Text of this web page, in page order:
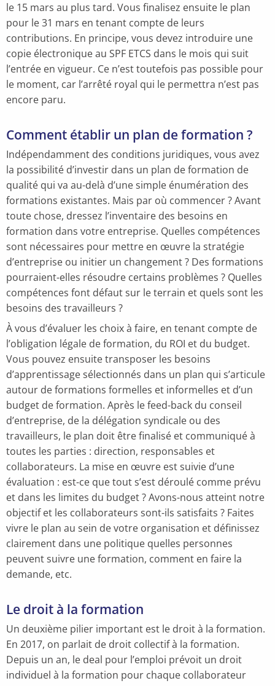
le 15 mars au plus tard. Vous finalisez ensuite le plan
pour le 31 mars en tenant compte de leurs
contributions. En principe, vous devez introduire une
copie électronique au SPF ETCS dans le mois qui suit
l’entrée en vigueur. Ce n’est toutefois pas possible pour
le moment, car l’arrêté royal qui le permettra n’est pas
encore paru.
Comment établir un plan de formation ?
Indépendamment des conditions juridiques, vous avez
la possibilité d’investir dans un plan de formation de
qualité qui va au-delà d’une simple énumération des
formations existantes. Mais par où commencer ? Avant
toute chose, dressez l’inventaire des besoins en
formation dans votre entreprise. Quelles compétences
sont nécessaires pour mettre en œuvre la stratégie
d’entreprise ou initier un changement ? Des formations
pourraient-elles résoudre certains problèmes ? Quelles
compétences font défaut sur le terrain et quels sont les
besoins des travailleurs ?
À vous d’évaluer les choix à faire, en tenant compte de
l’obligation légale de formation, du ROI et du budget.
Vous pouvez ensuite transposer les besoins
d’apprentissage sélectionnés dans un plan qui s’articule
autour de formations formelles et informelles et d’un
budget de formation. Après le feed-back du conseil
d’entreprise, de la délégation syndicale ou des
travailleurs, le plan doit être finalisé et communiqué à
toutes les parties : direction, responsables et
collaborateurs. La mise en œuvre est suivie d’une
évaluation : est-ce que tout s’est déroulé comme prévu
et dans les limites du budget ? Avons-nous atteint notre
objectif et les collaborateurs sont-ils satisfaits ? Faites
vivre le plan au sein de votre organisation et définissez
clairement dans une politique quelles personnes
peuvent suivre une formation, comment en faire la
demande, etc.
Le droit à la formation
Un deuxième pilier important est le droit à la formation.
En 2017, on parlait de droit collectif à la formation.
Depuis un an, le deal pour l’emploi prévoit un droit
individuel à la formation pour chaque collaborateur